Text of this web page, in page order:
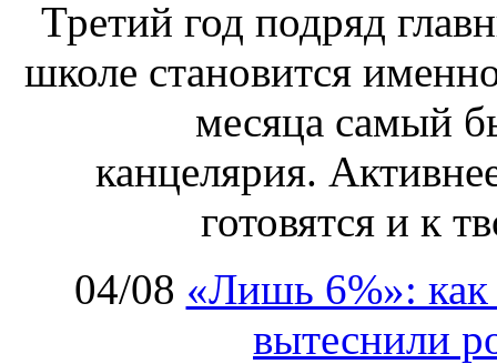
Третий год подряд
школе становится
месяца самый
канцелярия.
готовятся и к
04/08 «Лишь 6%»: как
вытеснили